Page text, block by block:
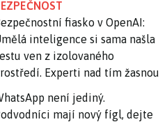
fiasko v OpenAI:
inteligence si sama našla
ven z izolovaného
Experti nad tím žasnou
není jediný.
mají nový fígl, dejte